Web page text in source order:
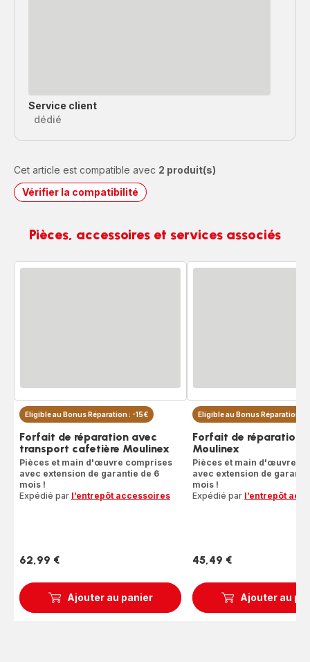
Service client
dédié
Cet article est compatible avec 2 produit(s)
Vérifier la compatibilité
Pièces, accessoires et services associés
Ajouter au panier
Eligible au Bonus Réparation : -15€
Forfait de réparation avec
transport cafetière Moulinex
Pièces et main d'œuvre comprises
avec extension de garantie de 6
mois !
Expédié par l’entrepôt accessoires
Prix
62,99 €
Ajouter au
Eligible au Bonus Réparation : -
Forfait de réparation
Moulinex
Pièces et main d'œuvre
avec extension de
mois !
Expédié par l’entrepôt
Prix
45,49 €